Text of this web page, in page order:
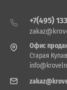
+7(495)
Офис
Старая